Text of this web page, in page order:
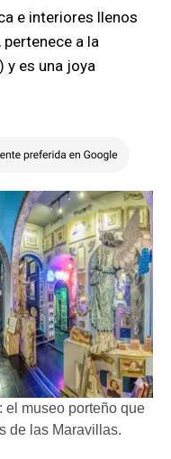
e interiores llenos
a la
y es una joya
el museo porteño que
de las Maravillas.